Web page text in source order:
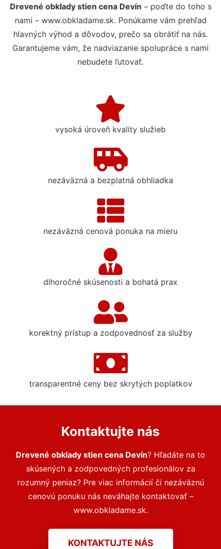
Drevené obklady stien cena Devín – poďte do toho s
nami – www.obkladame.sk. Ponúkame vám prehľad
hlavných výhod a dôvodov, prečo sa obrátiť na nás.
Garantujeme vám, že nadviazanie spolupráce s nami
nebudete ľutovať.
vysoká úroveň kvality služieb
nezáväzná a bezplatná obhliadka
nezáväzná cenová ponuka na mieru
dlhoročné skúsenosti a bohatá prax
korektný prístup a zodpovednosť za služby
transparentné ceny bez skrytých poplatkov
Kontaktujte nás
Drevené obklady stien cena Devín? Hľadáte na to
skúsených a zodpovedných profesionálov za
rozumný peniaz? Pre viac informácií či nezáväznú
cenovú ponuku nás neváhajte kontaktovať –
www.obkladame.sk.
KONTAKTUJTE NÁS